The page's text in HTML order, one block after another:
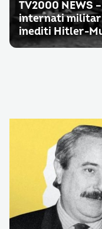
TV2000 NEWS
internati
inediti Hitler-